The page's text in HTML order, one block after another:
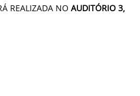
REALIZADA NO AUDITÓRIO 3,